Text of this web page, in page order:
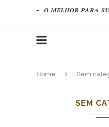
O MELHOR PARA
Home Sem
SEM